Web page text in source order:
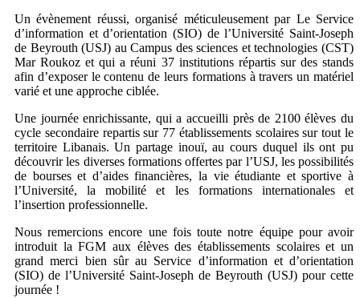
Un évènement réussi, organisé méticuleusement par Le Service
d’information et d’orientation (SIO) de l’Université Saint-Joseph
de Beyrouth (USJ) au Campus des sciences et technologies (CST)
Mar Roukoz et qui a réuni 37 institutions répartis sur des stands
afin d’exposer le contenu de leurs formations à travers un matériel
varié et une approche ciblée.
Une journée enrichissante, qui a accueilli près de 2100 élèves du
cycle secondaire repartis sur 77 établissements scolaires sur tout le
territoire Libanais. Un partage inouï, au cours duquel ils ont pu
découvrir les diverses formations offertes par l’USJ, les possibilités
de bourses et d’aides financières, la vie étudiante et sportive à
l’Université, la mobilité et les formations internationales et
l’insertion professionnelle.
Nous remercions encore une fois toute notre équipe pour avoir
introduit la FGM aux élèves des établissements scolaires et un
grand merci bien sûr au Service d’information et d’orientation
(SIO) de l’Université Saint-Joseph de Beyrouth (USJ) pour cette
journée !